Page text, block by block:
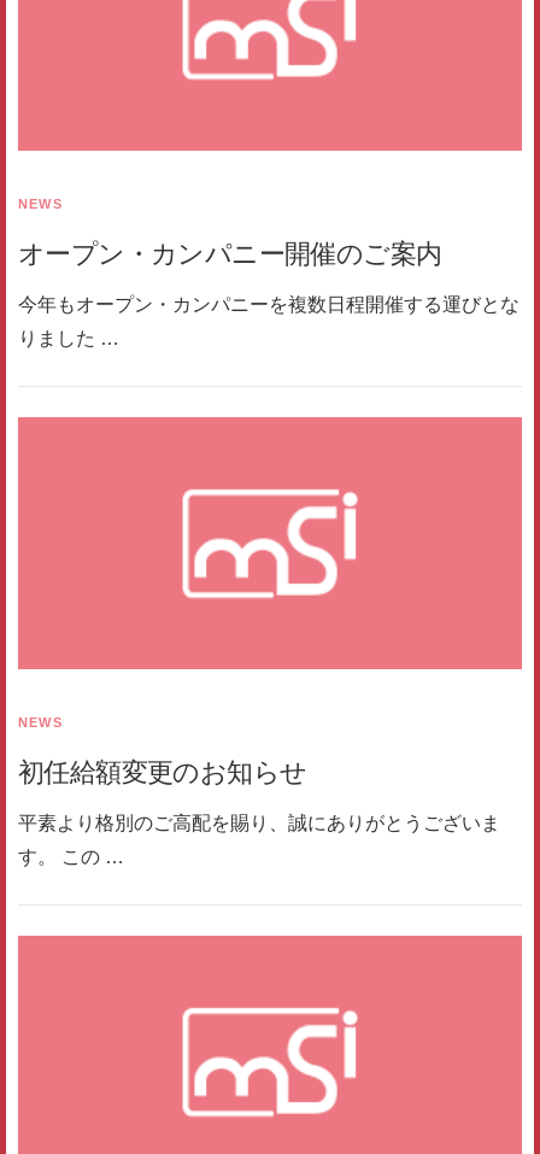
NEWS
オープン・カンパニー開催のご案内
今年もオープン・カンパニーを複数日程開催する運びとな
りました …
NEWS
初任給額変更のお知らせ
平素より格別のご高配を賜り、誠にありがとうございま
す。 この …